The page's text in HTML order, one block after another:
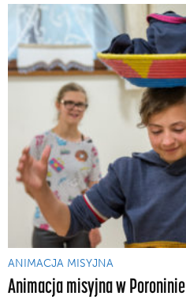
ANIMACJA MISYJNA
Animacja misyjna w Poroninie